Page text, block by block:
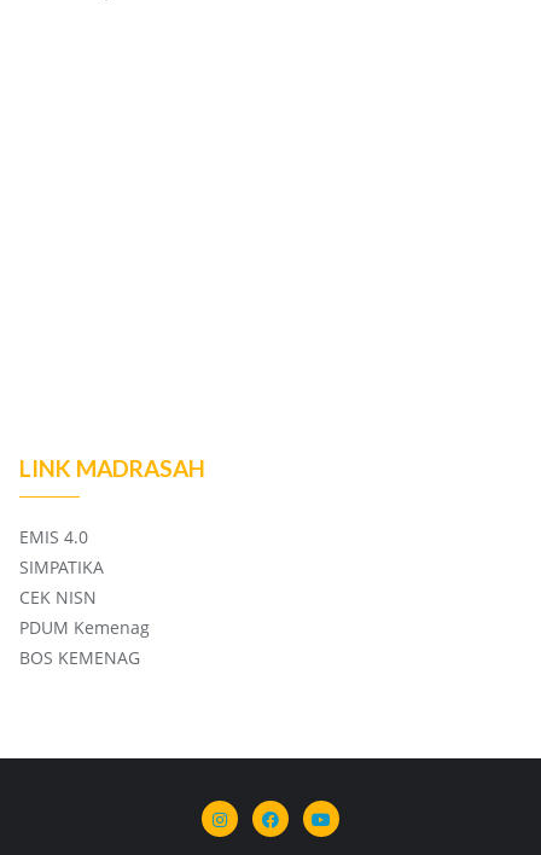
LINK MADRASAH
EMIS 4.0
SIMPATIKA
CEK NISN
PDUM Kemenag
BOS KEMENAG